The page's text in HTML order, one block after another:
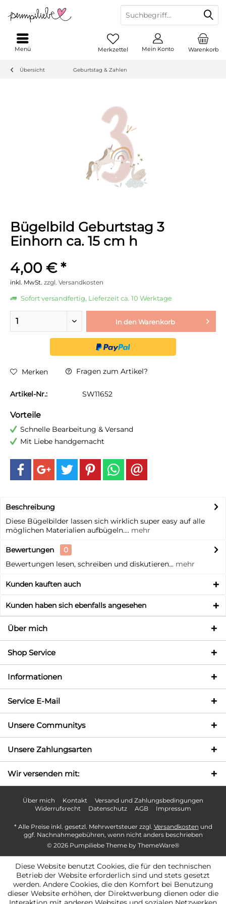
Warenkorb
Merkzettel Mein Konto
Menü
Übersicht Geburtstag & Zahlen
Bügelbild Geburtstag 3
Einhorn ca. 15 cm h
4,00 € *
inkl. MwSt. zzgl. Versandkosten
Sofort versandfertig, Lieferzeit ca. 10 Werktage
In den Warenkorb
Merken Fragen zum Artikel?
Artikel-Nr.: SW11652
Vorteile
Schnelle Bearbeitung & Versand
Mit Liebe handgemacht
Beschreibung
Diese Bügelbilder lassen sich wirklich super easy auf alle
möglichen Materialien aufbügeln.... mehr
Bewertungen
0
Bewertungen lesen, schreiben und diskutieren... mehr
Kunden kauften auch
Kunden haben sich ebenfalls angesehen
Über mich
Shop Service
Informationen
Service E-Mail
Unsere Communitys
Unsere Zahlungsarten
Wir versenden mit:
Über mich Kontakt
Versand und Zahlungsbedingungen
Widerrufsrecht
Datenschutz AGB Impressum
* Alle Preise inkl. gesetzl. Mehrwertsteuer zzgl. Versandkosten und
ggf. Nachnahmegebühren, wenn nicht anders beschrieben
© 2026 Pumpiliebe Theme by ThemeWare®
Diese Website benutzt Cookies, die für den technischen
Betrieb der Website erforderlich sind und stets gesetzt
werden. Andere Cookies, die den Komfort bei Benutzung
dieser Website erhöhen, der Direktwerbung dienen oder die